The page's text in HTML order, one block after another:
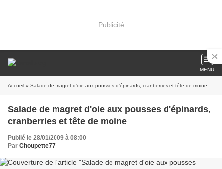
Publicité
MENU
Accueil » Salade de magret d'oie aux pousses d'épinards, cranberries et tête de moine
Salade de magret d'oie aux pousses d'épinards,
cranberries et tête de moine
Publié le 28/01/2009 à 08:00
Par Choupette77